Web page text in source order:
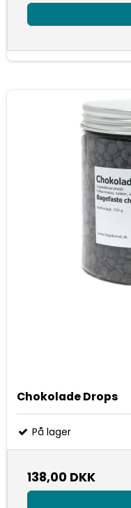
Chokolade Drops
På lager
138,00 DKK